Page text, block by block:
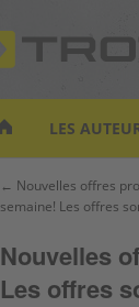
LES
Navigation
de
← Nouvelles offres
semaine! Les offres
Nouvelles
Les offres